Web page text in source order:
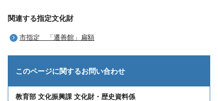
関連する指定文化財
市指定 「遷善館」扁額
このページに関するお問い合わせ
教育部 文化振興課 文化財・歴史資料係